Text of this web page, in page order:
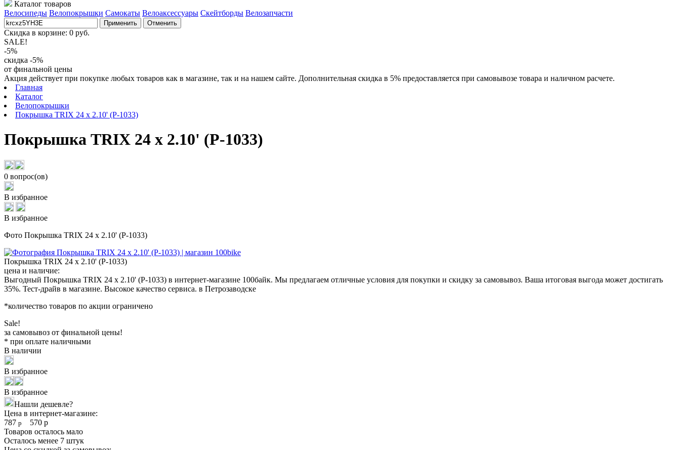
Каталог товаров
Велосипеды Велопокрышки Самокаты Велоаксессуары Скейтборды Велозапчасти
Применить Отменить
Скидка в корзине: 0 руб.
SALE!
-5%
скидка -5%
от финальной цены
Акция действует при покупке любых товаров как в магазине, так и на нашем сайте. Дополнительная скидка в 5% предоставляется при самовывозе товара и наличном расчете.
Главная
Каталог
Велопокрышки
Покрышка TRIX 24 x 2.10' (P-1033)
Покрышка TRIX 24 x 2.10' (P-1033)
0 вопрос(ов)
В избранное
В избранное
Фото Покрышка TRIX 24 x 2.10' (P-1033)
Покрышка TRIX 24 x 2.10' (P-1033)
цена и наличие:
Выгодный Покрышка TRIX 24 x 2.10' (P-1033) в интернет-магазине 100байк. Мы предлагаем отличные условия для покупки и скидку за самовывоз. Ваша итоговая выгода может достигать
35%. Тест-драйв в магазине. Высокое качество сервиса. в Петрозаводске
*количество товаров по акции ограничено
Sale!
за самовывоз от финальной цены!
* при оплате наличными
В наличии
В избранное
В избранное
Нашли дешевле?
Цена в интернет-магазине:
787 р 570 р
Товаров осталось мало
Осталось менее 7 штук